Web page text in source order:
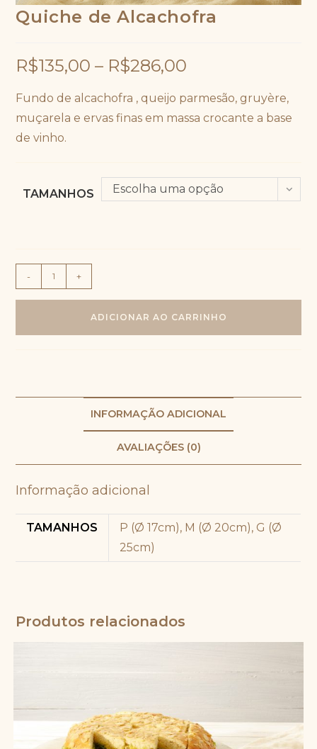
Quiche de Alcachofra
R$135,00 – R$286,00
Fundo de alcachofra , queijo parmesão, gruyère,
muçarela e ervas finas em massa crocante a base
de vinho.
TAMANHOS Escolha uma opção
de
- +
ADICIONAR AO CARRINHO
INFORMAÇÃO ADICIONAL
AVALIAÇÕES (0)
Informação adicional
TAMANHOS
P (Ø 17cm), M (Ø 20cm), G (Ø
25cm)
Produtos relacionados